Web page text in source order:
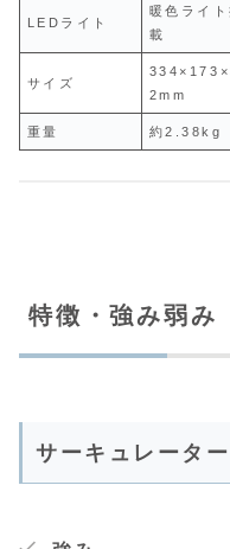
LEDライト
暖色ライト
載
サイズ
2mm
重量 約2.38kg
特徴・強み弱み
サーキュレータ